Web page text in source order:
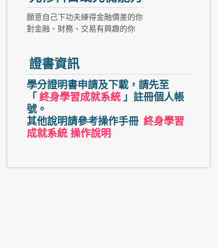
願意自己下功夫練得金融價差的你
對金融、財務、交易有興趣的你
證書資訊
學分證明書申請及下載，請先至
「 終身學習成就系統 」註冊個人帳
號。
其他說明請參考操作手冊 終身學習
成就系統 操作說明